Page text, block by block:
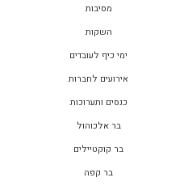
מסיבות
השקות
ימי כיף לעובדים
אירועים לחברות
כנסים ותערוכות
בר אלכוהול
בר קוקטיילים
בר קפה